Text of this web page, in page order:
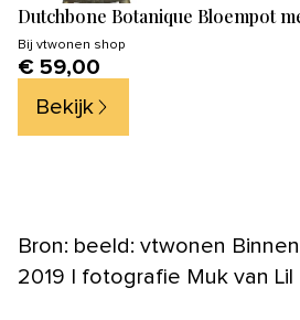
Dutchbone Botanique Bloempot
Bij vtwonen shop
€ 59,00
Bekijk
Bron: beeld: vtwonen
2019 | fotografie Muk van Lil